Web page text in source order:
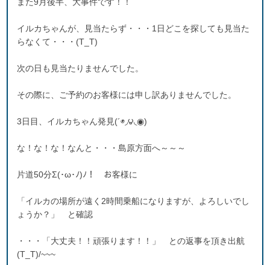
イルカちゃんが、見当たらず・・・1日どこを探しても見当た
らなくて・・・(T_T)
次の日も見当たりませんでした。
その際に、ご予約のお客様には申し訳ありませんでした。
3日目、イルカちゃん発見(´◉◞౪◟◉)
な！な！な！なんと・・・島原方面へ～～～
片道50分Σ(･ω･ﾉ)ﾉ！ お客様に
「イルカの場所が遠く2時間乗船になりますが、よろしいでし
ょうか？」 と確認
・・・「大丈夫！！頑張ります！！」 との返事を頂き出航
(T_T)/~~~